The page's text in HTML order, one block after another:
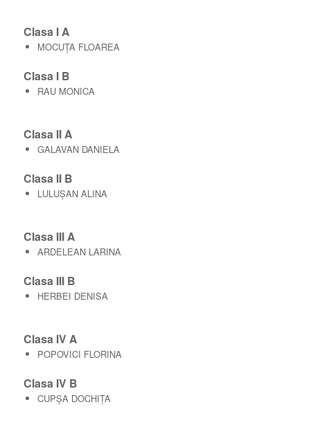
Clasa I A
MOCUȚA FLOAREA
Clasa I B
RAU MONICA
Clasa II A
GALAVAN DANIELA
Clasa II B
LULUȘAN ALINA
Clasa III A
ARDELEAN LARINA
Clasa III B
HERBEI DENISA
Clasa IV A
POPOVICI FLORINA
Clasa IV B
CUPȘA DOCHIȚA